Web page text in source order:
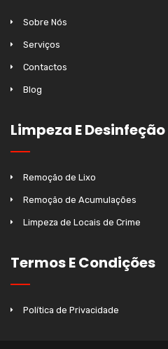
Sobre Nós
Serviços
Contactos
Blog
Limpeza E Desinfeção
Remoção de Lixo
Remoção de Acumulações
Limpeza de Locais de Crime
Termos E Condições
Política de Privacidade